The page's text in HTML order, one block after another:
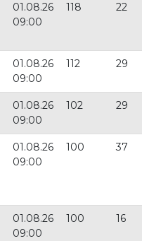
01.08.26
09:00
118 22
01.08.26
09:00
112 29
01.08.26
09:00
102 29
01.08.26
09:00
100 37
01.08.26
09:00
100 16